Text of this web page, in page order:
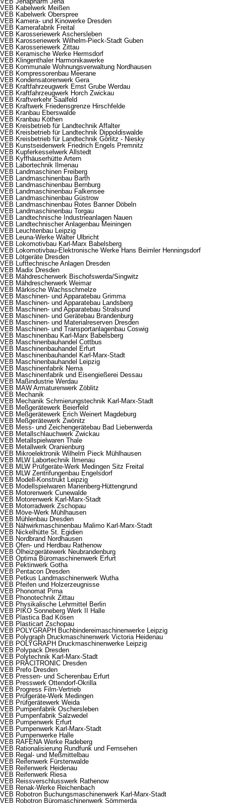
VEB Kabelwerk Meißen
VEB Kabelwerk Oberspree
VEB Kamera- und Kinowerke Dresden
VEB Kamerafabrik Freital
VEB Karosseriewerk Aschersleben
VEB Karosseriewerk Wilhelm-Pieck-Stadt Guben
VEB Karosseriewerk Zittau
VEB Keramische Werke Hermsdorf
VEB Klingenthaler Harmonikawerke
VEB Kommunale Wohnungsverwaltung Nordhausen
VEB Kompressorenbau Meerane
VEB Kondensatorenwerk Gera
VEB Kraftfahrzeugwerk Ernst Grube Werdau
VEB Kraftfahrzeugwerk Horch Zwickau
VEB Kraftverkehr Saalfeld
VEB Kraftwerk Friedensgrenze Hirschfelde
VEB Kranbau Eberswalde
VEB Kranbau Köthen
VEB Kreisbetrieb für Landtechnik Affalter
VEB Kreisbetrieb für Landtechnik Dippoldiswalde
VEB Kreisbetrieb für Landtechnik Görlitz - Niesky
VEB Kunstseidenwerk Friedrich Engels Premnitz
VEB Kupferkesselwerk Allstedt
VEB Kyffhäuserhütte Artern
VEB Labortechnik Ilmenau
VEB Landmaschinen Freiberg
VEB Landmaschinenbau Barth
VEB Landmaschinenbau Bernburg
VEB Landmaschinenbau Falkensee
VEB Landmaschinenbau Güstrow
VEB Landmaschinenbau Rotes Banner Döbeln
VEB Landmaschinenbau Torgau
VEB Landtechnische Industrieanlagen Nauen
VEB Landtechnischer Anlagenbau Meiningen
VEB Leuchtenbau Leipzig
VEB Leuna-Werke Walter Ulbricht
VEB Lokomotivbau Karl-Marx Babelsberg
VEB Lokomotivbau-Elektronische Werke Hans Beimler Henningsdorf
VEB Lötgeräte Dresden
VEB Lufttechnische Anlagen Dresden
VEB Madix Dresden
VEB Mähdrescherwerk Bischofswerda/Singwitz
VEB Mähdrescherwerk Weimar
VEB Märkische Wachsschmelze
VEB Maschinen- und Apparatebau Grimma
VEB Maschinen- und Apparatebau Landsberg
VEB Maschinen- und Apparatebau Stralsund
VEB Maschinen- und Gerätebau Brandenburg
VEB Maschinen- und Materialreserven Dresden
VEB Maschinen- und Transportanlagenbau Coswig
VEB Maschinenbau Karl-Marx Babelsberg
VEB Maschinenbauhandel Cottbus
VEB Maschinenbauhandel Erfurt
VEB Maschinenbauhandel Karl-Marx-Stadt
VEB Maschinenbauhandel Leipzig
VEB Maschinenfabrik Nema
VEB Maschinenfabrik und Eisengießerei Dessau
VEB Maßindustrie Werdau
VEB MAW Armaturenwerk Zöblitz
VEB Mechanik
VEB Mechanik Schmierungstechnik Karl-Marx-Stadt
VEB Meßgerätewerk Beierfeld
VEB Meßgerätewerk Erich Weinert Magdeburg
VEB Meßgerätewerk Zwönitz
VEB Mess- und Zeichengerätebau Bad Liebenwerda
VEB Metallschlauchwerk Zwickau
VEB Metallspielwaren Thale
VEB Metallwerk Oranienburg
VEB Mikroelektronik Wilhelm Pieck Mühlhausen
VEB MLW Labortechnik Ilmenau
VEB MLW Prüfgeräte-Werk Medingen Sitz Freital
VEB MLW Zentrifungenbau Engelsdorf
VEB Modell-Konstrukt Leipzig
VEB Modellspielwaren Marienberg-Hüttengrund
VEB Motorenwerk Cunewalde
VEB Motorenwerk Karl-Marx-Stadt
VEB Motorradwerk Zschopau
VEB Möve-Werk Mühlhausen
VEB Mühlenbau Dresden
VEB Nähwirkmaschinenbau Malimo Karl-Marx-Stadt
VEB Nickelhütte St. Egidien
VEB Nordbrand Nordhausen
VEB Ofen- und Herdbau Rathenow
VEB Ölheizgerätewerk Neubrandenburg
VEB Optima Büromaschinenwerk Erfurt
VEB Pektinwerk Gotha
VEB Pentacon Dresden
VEB Petkus Landmaschinenwerk Wutha
VEB Pfeifen und Holzerzeugnisse
VEB Phonomat Pirna
VEB Phonotechnik Zittau
VEB Physikalische Lehrmittel Berlin
VEB PIKO Sonneberg Werk II Halle
VEB Plastica Bad Kösen
VEB Plasticart Zschopau
VEB POLYGRAPH Buchbindereimaschinenwerke Leipzig
VEB Polygraph Druckmaschinenwerk Victoria Heidenau
VEB POLYGRAPH Druckmaschinenwerke Leipzig
VEB Polypack Dresden
VEB Polytechnik Karl-Marx-Stadt
VEB PRÄCITRONIC Dresden
VEB Prefo Dresden
VEB Pressen- und Scherenbau Erfurt
VEB Presswerk Ottendorf-Okrilla
VEB Progress Film-Vertrieb
VEB Prüfgeräte-Werk Medingen
VEB Prüfgerätewerk Weida
VEB Pumpenfabrik Oschersleben
VEB Pumpenfabrik Salzwedel
VEB Pumpenwerk Erfurt
VEB Pumpenwerk Karl-Marx-Stadt
VEB Pumpenwerke Halle
VEB RAFENA Werke Radeberg
VEB Rationalisierung Rundfunk und Fernsehen
VEB Regal- und Meßmittelbau
VEB Reifenwerk Fürstenwalde
VEB Reifenwerk Heidenau
VEB Reifenwerk Riesa
VEB Reissverschlusswerk Rathenow
VEB Renak-Werke Reichenbach
VEB Robotron Buchungsmaschinenwerk Karl-Marx-Stadt
VEB Robotron Büromaschinenwerk Sömmerda